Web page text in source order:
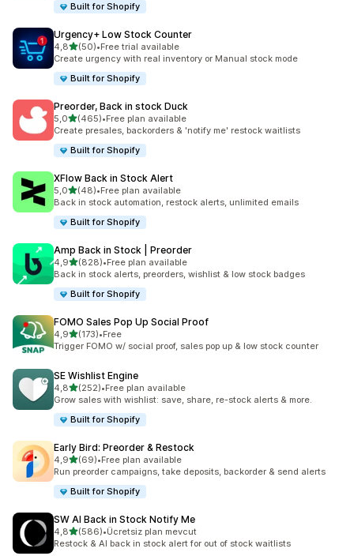
Built for Shopify
Urgency+ Low Stock Counter
4,85 yıldız üzerinden
(50)
toplam 50 değerlendirme
•Free trial available
Create urgency with real inventory or Manual stock mode
Built for Shopify
Preorder, Back in stock Duck
5,05 yıldız üzerinden
(465)
toplam 465 değerlendirme
•Free plan available
Create presales, backorders & 'notify me' restock waitlists
Built for Shopify
XFlow Back in Stock Alert
5,05 yıldız üzerinden
(48)
toplam 48 değerlendirme
•Free plan available
Back in stock automation, restock alerts, unlimited emails
Built for Shopify
Amp Back in Stock | Preorder
4,95 yıldız üzerinden
(828)
toplam 828 değerlendirme
•Free plan available
Back in stock alerts, preorders, wishlist & low stock badges
Built for Shopify
FOMO Sales Pop Up Social Proof
4,95 yıldız üzerinden
(173)
toplam 173 değerlendirme
•Free
Trigger FOMO w/ social proof, sales pop up & low stock counter
SE Wishlist Engine
4,85 yıldız üzerinden
(252)
toplam 252 değerlendirme
•Free plan available
Grow sales with wishlist: save, share, re-stock alerts & more.
Built for Shopify
Early Bird: Preorder & Restock
4,95 yıldız üzerinden
(69)
toplam 69 değerlendirme
•Free plan available
Run preorder campaigns, take deposits, backorder & send alerts
Built for Shopify
SW AI Back in Stock Notify Me
4,85 yıldız üzerinden
(586)
toplam 586 değerlendirme
•Ücretsiz plan mevcut
Restock & AI back in stock alert for out of stock waitlists